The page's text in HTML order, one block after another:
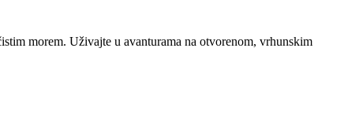
morem. Uživajte u avanturama na otvorenom, vrhunskim